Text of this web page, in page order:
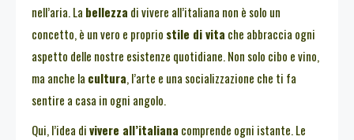
nell’aria. La bellezza di vivere all’italiana non è solo un
concetto, è un vero e proprio stile di vita che abbraccia ogni
aspetto delle nostre esistenze quotidiane. Non solo cibo e vino,
ma anche la cultura, l’arte e una socializzazione che ti fa
sentire a casa in ogni angolo.
Qui, l’idea divivere all’italiana comprende ogni istante. Le